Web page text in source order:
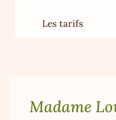
Les tarifs
Madame